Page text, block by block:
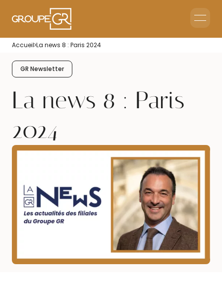
Home
Accueil La news 8 : Paris 2024
GR Newsletter
La news 8 : Paris
2024